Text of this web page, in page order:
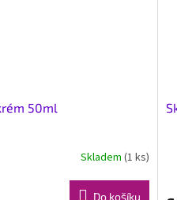
50ml
Skladem (1 ks)
Do košíku